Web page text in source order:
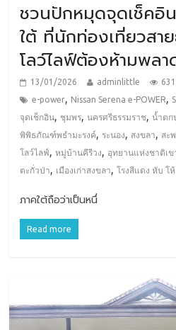
ชวนปักหมุดจุดเช็คอิ
ใต้ ที่นักท่องเที่ยวสา
โลว์ไลฟ์ต้องห้ามพลา
13/01/2026 adminlittle
e-power, Nissan Serena e-POWER,
จุดเช็กอิน, ชุมพร,นครศรีธรรมราช,น้ำต
พิพิธภัณฑ์พธำมะรงค์, ระนอง, สงขลา, สะ
โลว์ไลฟ์ ,หมู่บ้านคีรีวง, อุทยานแห่งชาติเข
ตะกั่วป่า, เมืองเก่าสงขลา,โรงสีแดง หับ โ
ภาคใต้ถือว่าเป็นหนึ่
Read more